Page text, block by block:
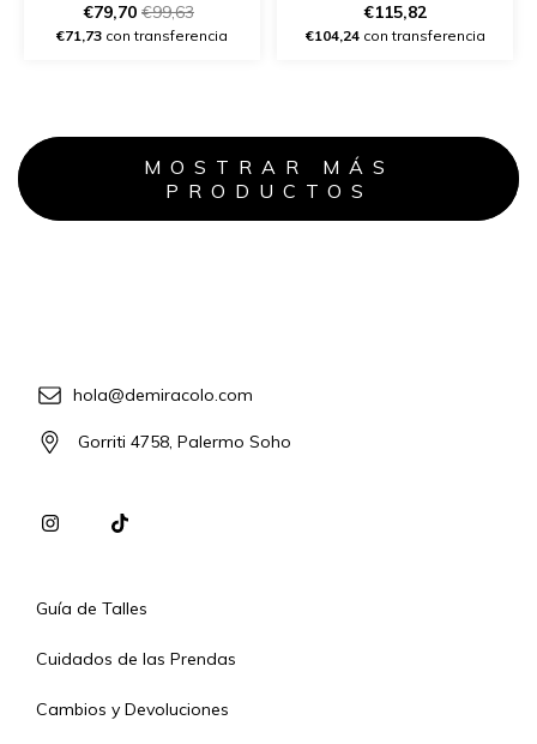
€79,70 €99,63
€71,73 con transferencia
€115,82
€104,24con transferencia
MOSTRAR MÁS
PRODUCTOS
hola@demiracolo.com
Gorriti 4758, Palermo Soho
Guía de Talles
Cuidados de las Prendas
Cambios y Devoluciones